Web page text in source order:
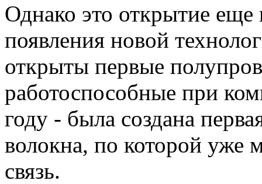
Однако это открытие еще
появления новой
открыты первые
работоспособные при
году - была создана
волокна, по которой уже
связь.